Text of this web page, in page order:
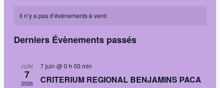
une
Calendrier
Évènements
Il n’y a pas d’évènements à venir.
Derniers Évènements passés
JUIN
7
2026
7 juin @ 0 h 00 min
CRITERIUM REGIONAL BENJAMINS PACA